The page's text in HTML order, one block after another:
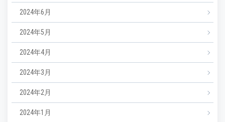
2024年6月
2024年5月
2024年4月
2024年3月
2024年2月
2024年1月